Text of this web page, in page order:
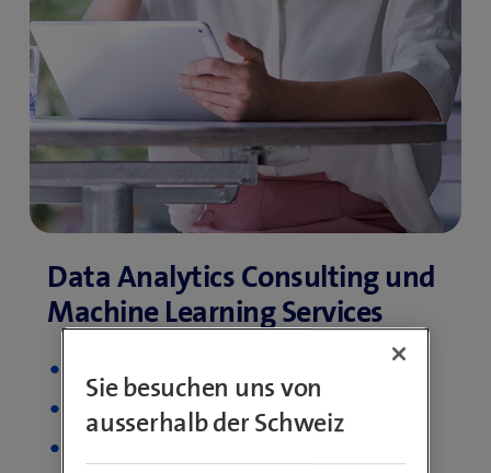
Mobility Insights
Sie besuchen uns von
ausserhalb der Schweiz